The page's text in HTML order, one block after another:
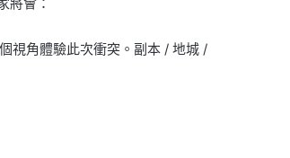
視角體驗此次衝突。副本 / 地城 /